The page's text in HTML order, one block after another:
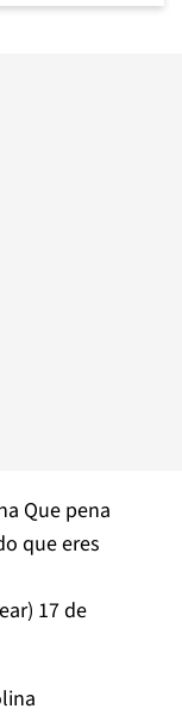
Que pena
que eres
17 de